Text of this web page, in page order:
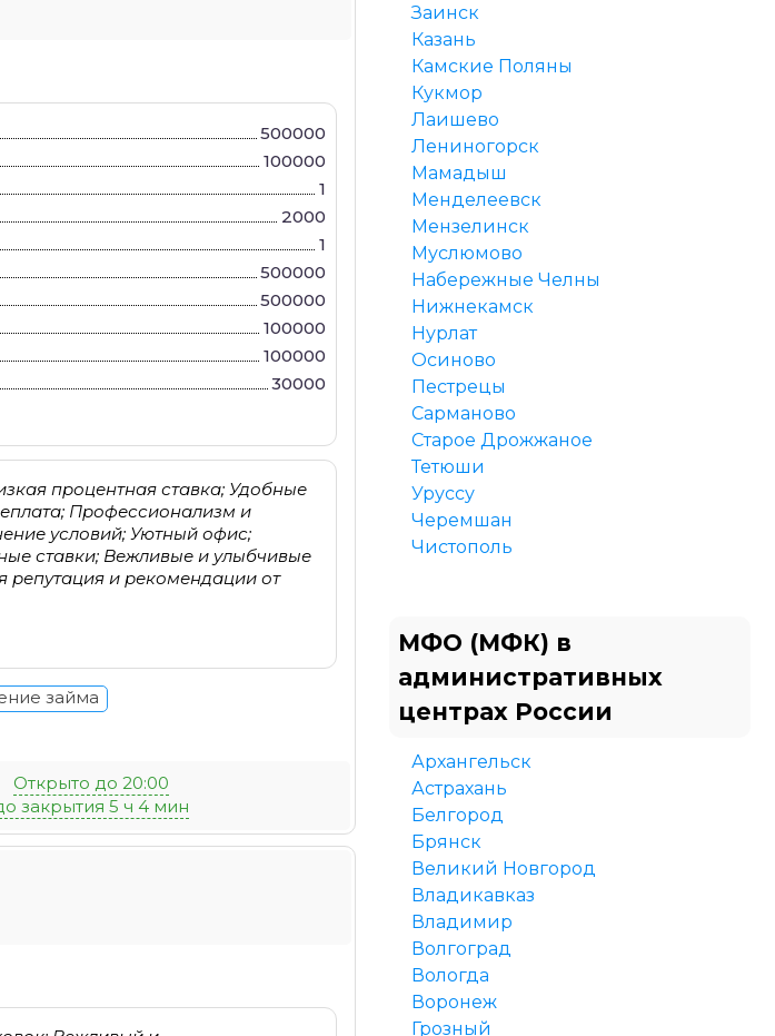
500000
100000
1
2000
1
500000
500000
100000
100000
30000
процентная ставка; Удобные
Профессионализм и
условий; Уютный офис;
ставки; Вежливые и улыбчивые
репутация и рекомендации от
займа
Открыто до 20:00
закрытия 5 ч 4 мин
Заинск
Казань
Камские Поляны
Кукмор
Лаишево
Лениногорск
Мамадыш
Менделеевск
Мензелинск
Муслюмово
Набережные Челны
Нижнекамск
Нурлат
Осиново
Пестрецы
Сарманово
Старое Дрожжаное
Тетюши
Уруссу
Черемшан
Чистополь
МФО (МФК) в
административных
центрах России
Архангельск
Астрахань
Белгород
Брянск
Великий Новгород
Владикавказ
Владимир
Волгоград
Вологда
Воронеж
Грозный